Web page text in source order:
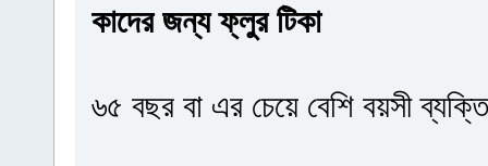
কাদের জন্য ফ্লুর টিকা
৬৫ বছর বা এর চেয়ে বেশি বয়সী